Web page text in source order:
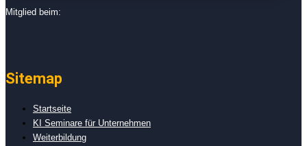
Mitglied beim:
Sitemap
Startseite
KI Seminare für Unternehmen
Weiterbildung